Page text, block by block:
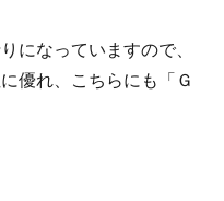
になっていますので、
優れ、こちらにも「Ｇ